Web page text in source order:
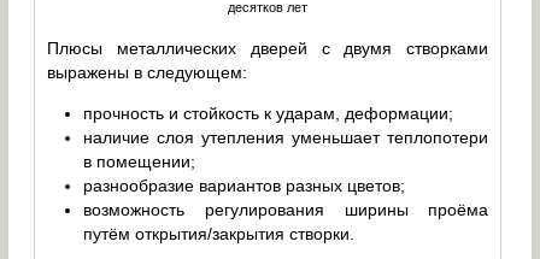
десятков лет
Плюсы металлических дверей с двумя створками
выражены в следующем:
прочность и стойкость к ударам, деформации;
наличие слоя утепления уменьшает теплопотери
в помещении;
разнообразие вариантов разных цветов;
возможность регулирования ширины проёма
путём открытия/закрытия створки.